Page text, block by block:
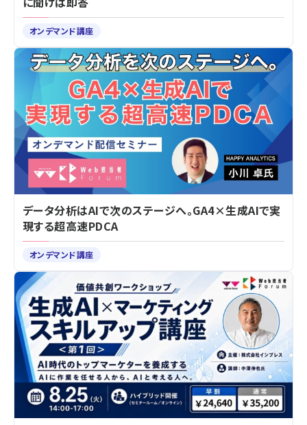
オンデマンド講座
データ分析はAIで次のステージへ。GA4×生成AIで実
現する超高速PDCA
オンデマンド講座